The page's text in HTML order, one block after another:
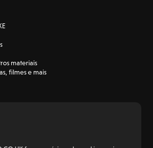
materiais
filmes e mais